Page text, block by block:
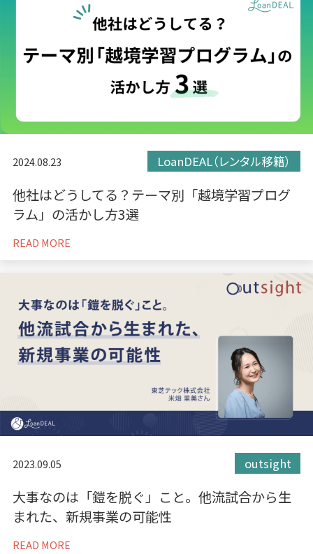
2024.08.23 LoanDEAL（レンタル移籍）
他社はどうしてる？テーマ別「越境学習プログ
ラム」の活かし方3選
READ MORE
2023.09.05 outsight
大事なのは「鎧を脱ぐ」こと。他流試合から生
まれた、新規事業の可能性
READ MORE